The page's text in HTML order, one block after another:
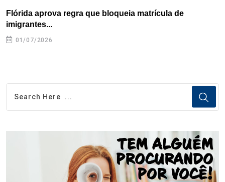
Flórida aprova regra que bloqueia matrícula de
imigrantes...
01/07/2026